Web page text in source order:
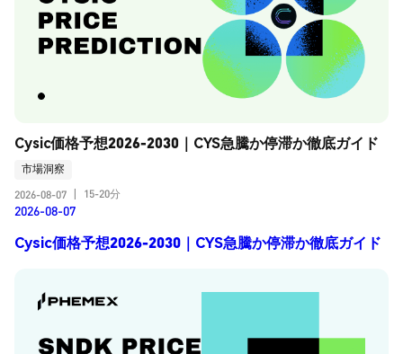
Cysic価格予想2026-2030｜CYS急騰か停滞か徹底ガイド
市場洞察
2026-08-07
15-20分
2026-08-07
Cysic価格予想2026-2030｜CYS急騰か停滞か徹底ガイド